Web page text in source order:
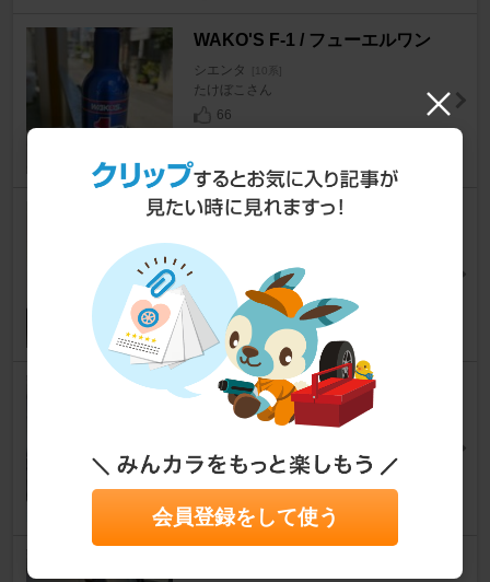
WAKO'S F-1 / フューエルワン
シエンタ [10系]
たけぼこさん
66
INTER MILANO INFINITY F10
★こうチャン★さん
12
アトリエRV 大型アームレスト
シエンタ [10系]
16
会員登録をして使う